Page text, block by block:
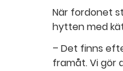
När fordonet
hytten med
– Det finns
framåt. Vi gör